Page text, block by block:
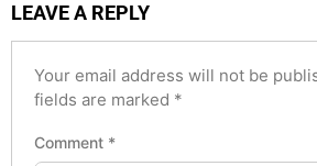
LEAVE A REPLY
Your email address will not be
fields are marked *
Comment *